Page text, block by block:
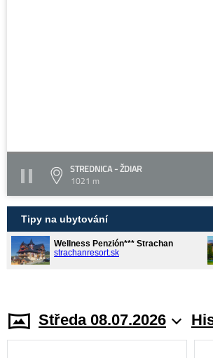
STREDNICA - ŽDIAR
1021 m
Tipy na ubytování
Wellness Penzión*** Strachan
strachanresort.sk
Středa 08.07.2026